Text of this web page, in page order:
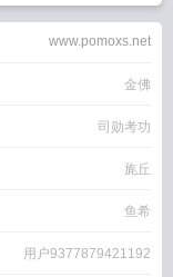
www.pomoxs.net
金佛
司勋考功
旄丘
鱼希
用户9377879421192